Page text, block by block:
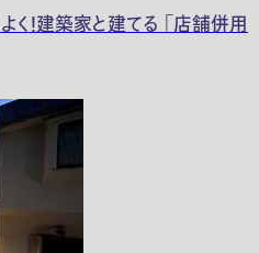
！建築家と建てる 「店舗併用